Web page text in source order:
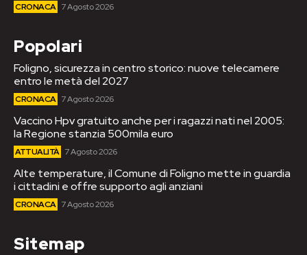
CRONACA 7 Agosto 2026
Popolari
Foligno, sicurezza in centro storico: nuove telecamere
entro le metà del 2027
CRONACA 7 Agosto 2026
Vaccino Hpv gratuito anche per i ragazzi nati nel 2005:
la Regione stanzia 500mila euro
ATTUALITÀ 7 Agosto 2026
Alte temperature, il Comune di Foligno mette in guardia
i cittadini e offre supporto agli anziani
CRONACA 7 Agosto 2026
Sitemap